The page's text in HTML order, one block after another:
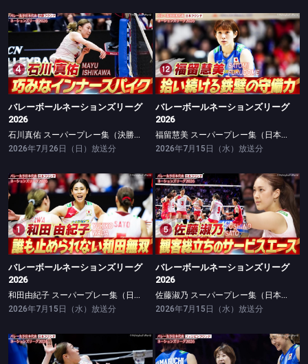
バレーボールネーションズリーグ2026
石川真佑 スーパープレー集（決勝ラウンド）
バレーボールネーションズリーグ
2026
石川真佑 スーパープレー集（決勝ラウンド）
2026年7月26日（日）放送分
バレーボールネーションズリーグ2026
福留慧美 スーパープレー集（日本ラウンド）
バレーボールネーションズリーグ
2026
福留慧美 スーパープレー集（日本ラウンド）
2026年7月15日（水）放送分
バレーボールネーションズリーグ2026
バレーボールネーションズリーグ
2026
和田由紀子 スーパープレー集（日本ラウンド）
2026年7月15日（水）放送分
バレーボールネーションズリーグ2026
佐藤淑乃 スーパープレー集（日本ラウンド）
バレーボールネーションズリーグ
2026
佐藤淑乃 スーパープレー集（日本ラウンド）
2026年7月15日（水）放送分